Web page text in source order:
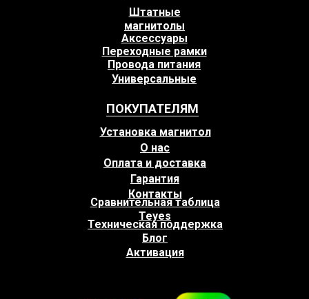
ПОКУПАТЕЛЯМ
Аксессуары
Провода питания
Штатные
магнитолы
Переходные рамки
Универсальные
Установка магнитол
Контакты
Сравнительная таблица
Teyes
Блог
Техническая поддержка
Активация
Оплата и доставка
О нас
Гарантия